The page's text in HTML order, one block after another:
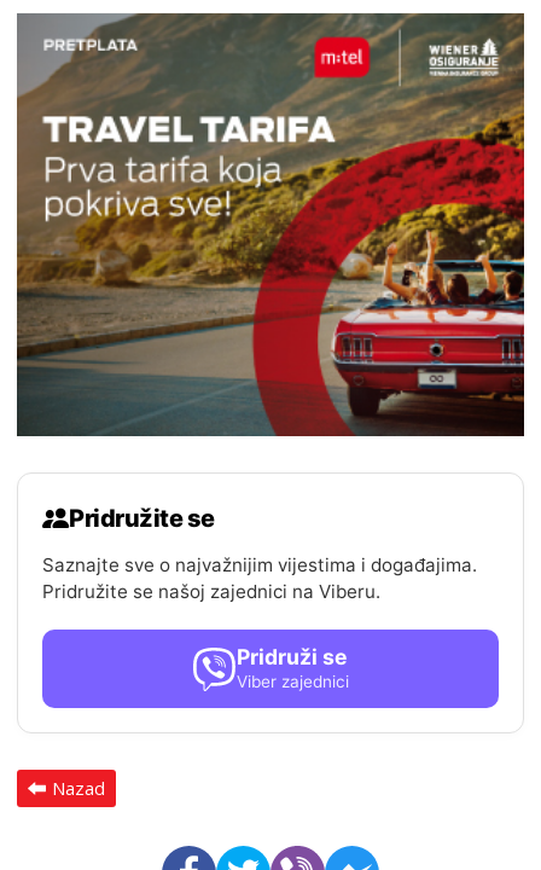
Pridružite se
Saznajte sve o najvažnijim vijestima i događajima.
Pridružite se našoj zajednici na Viberu.
Pridruži se
Viber zajednici
Nazad